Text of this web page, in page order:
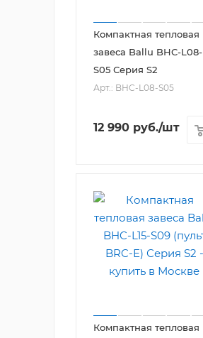
Компактная тепловая
завеса Ballu BHC-L08-
S05 Серия S2
Арт.: BHC-L08-S05
12 990 руб./шт
Компактная тепловая